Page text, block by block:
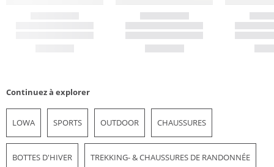
Continuez à explorer
LOWA SPORTS OUTDOOR CHAUSSURES
BOTTES D'HIVER TREKKING- & CHAUSSURES DE RANDONNÉE